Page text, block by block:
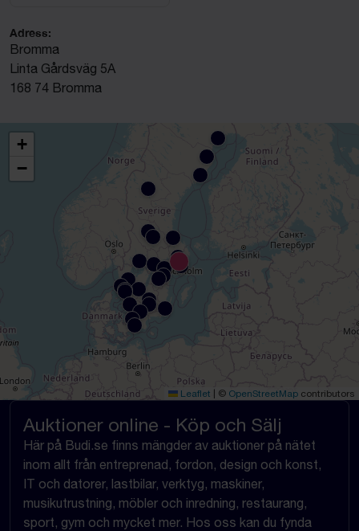
Adress:
Bromma
Linta Gårdsväg 5A
168 74 Bromma
+
−
Leaflet © OpenStreetMap contributors
Auktioner online - Köp och Sälj
Här på Budi.se finns mängder av auktioner på nätet
inom allt från entreprenad, fordon, design och konst,
IT och datorer, lastbilar, verktyg, maskiner,
musikutrustning, möbler och inredning, restaurang,
sport, gym och mycket mer. Hos oss kan du fynda